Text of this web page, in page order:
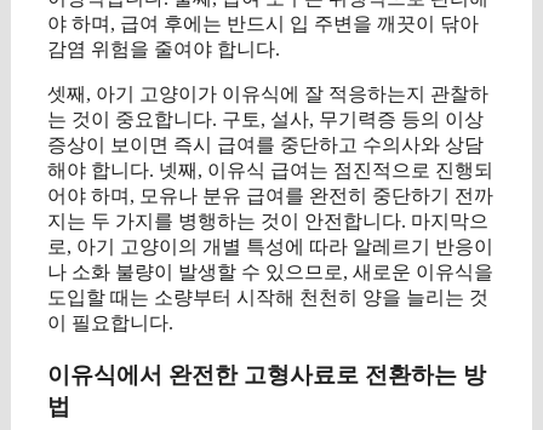
야 하며, 급여 후에는 반드시 입 주변을 깨끗이 닦아
감염 위험을 줄여야 합니다.
셋째, 아기 고양이가 이유식에 잘 적응하는지 관찰하
는 것이 중요합니다. 구토, 설사, 무기력증 등의 이상
증상이 보이면 즉시 급여를 중단하고 수의사와 상담
해야 합니다. 넷째, 이유식 급여는 점진적으로 진행되
어야 하며, 모유나 분유 급여를 완전히 중단하기 전까
지는 두 가지를 병행하는 것이 안전합니다. 마지막으
로, 아기 고양이의 개별 특성에 따라 알레르기 반응이
나 소화 불량이 발생할 수 있으므로, 새로운 이유식을
도입할 때는 소량부터 시작해 천천히 양을 늘리는 것
이 필요합니다.
이유식에서 완전한 고형사료로 전환하는 방
법